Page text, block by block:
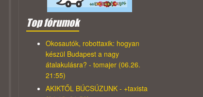
Top fórumok
Okosautók, robottaxik: hogyan
készül Budapest a nagy
átalakulásra? - tomajer (06.26.
21:55)
AKIKTŐL BÚCSÚZUNK - +taxista